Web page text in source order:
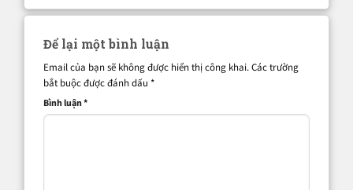
Để lại một bình luận
Email của bạn sẽ không được hiển thị công khai.Các trường
bắt buộc được đánh dấu *
Bình luận*